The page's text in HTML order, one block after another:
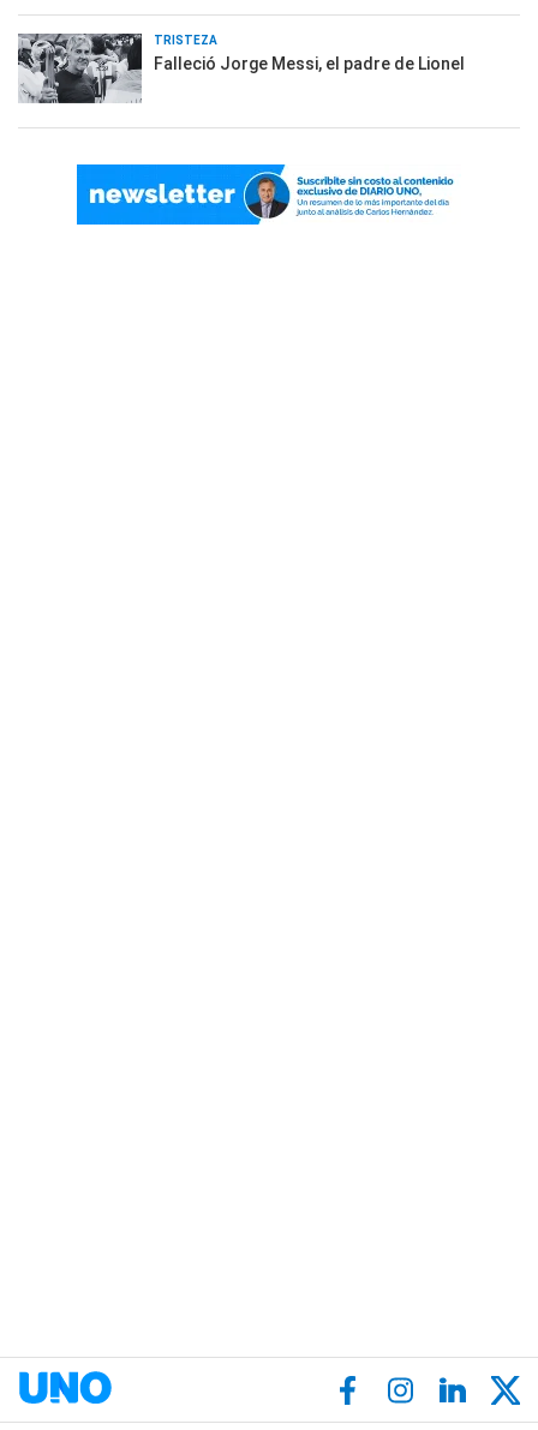
TRISTEZA
Falleció Jorge Messi, el padre de Lionel